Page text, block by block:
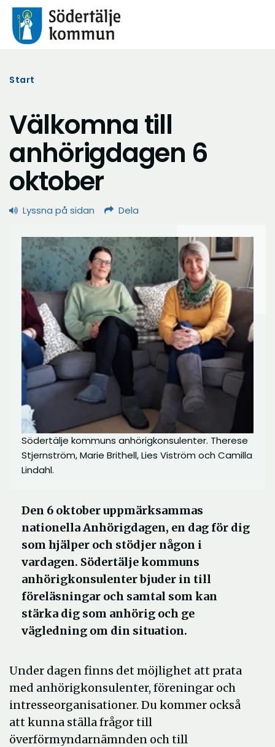
Start
Välkomna till
anhörigdagen 6
oktober
Lyssna på sidan Dela
Södertälje kommuns anhörigkonsulenter. Therese
Stjernström, Marie Brithell, Lies Viström och Camilla
Lindahl.
Den 6 oktober uppmärksammas
nationella Anhörigdagen, en dag för dig
som hjälper och stödjer någon i
vardagen. Södertälje kommuns
anhörigkonsulenter bjuder in till
föreläsningar och samtal som kan
stärka dig som anhörig och ge
vägledning om din situation.
Under dagen finns det möjlighet att prata
med anhörigkonsulenter, föreningar och
intresseorganisationer. Du kommer också
att kunna ställa frågor till
överförmyndarnämnden och till